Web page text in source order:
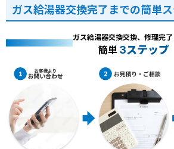
ガス給湯器交換完了までの簡単
ガス給湯器交換交換、修理完
簡単 3ステップ